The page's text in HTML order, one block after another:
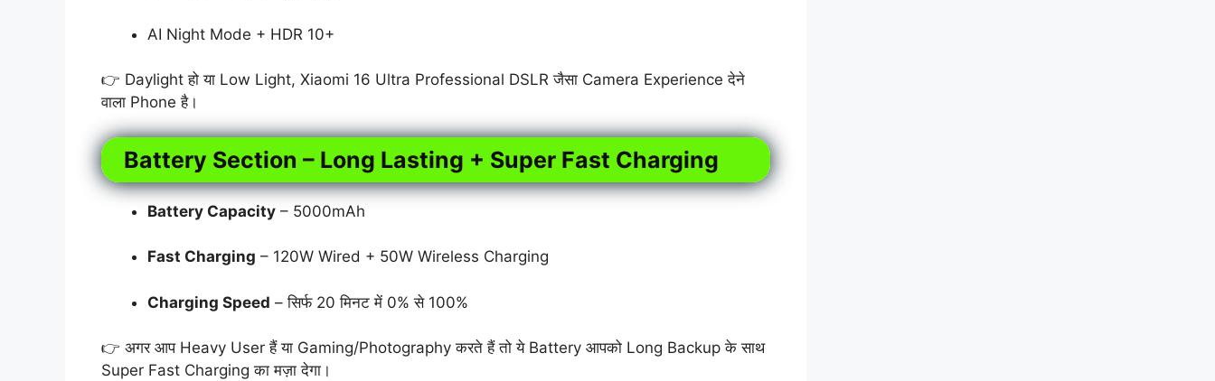
AI Night Mode + HDR 10+
👉 Daylight हो या Low Light, Xiaomi 16 Ultra Professional DSLR जैसा Camera Experience देने
वाला Phone है।
Battery Section – Long Lasting + Super Fast Charging
Battery Capacity – 5000mAh
Fast Charging – 120W Wired + 50W Wireless Charging
Charging Speed – सिर्फ 20 मिनट में 0% से 100%
👉 अगर आप Heavy User हैं या Gaming/Photography करते हैं तो ये Battery आपको Long Backup के साथ
Super Fast Charging का मज़ा देगा।